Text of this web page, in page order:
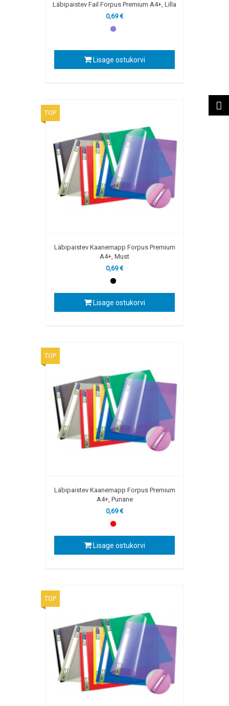
Läbipaistev Fail Forpus Premium A4+, Lilla
0,69 €
Lisage ostukorvi
TOP
Läbipaistev Kaanemapp Forpus Premium
A4+, Must
0,69 €
Lisage ostukorvi
TOP
Läbipaistev Kaanemapp Forpus Premium
A4+, Punane
0,69 €
Lisage ostukorvi
TOP